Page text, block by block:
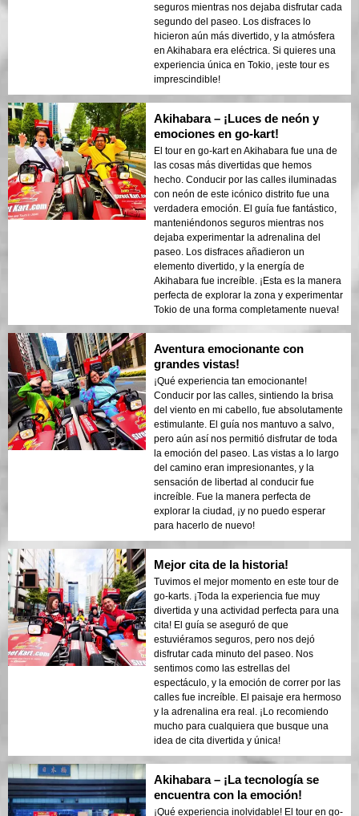
seguros mientras nos dejaba disfrutar cada
segundo del paseo. Los disfraces lo
hicieron aún más divertido, y la atmósfera
en Akihabara era eléctrica. Si quieres una
experiencia única en Tokio, ¡este tour es
imprescindible!
Akihabara – ¡Luces de neón y
emociones en go-kart!
El tour en go-kart en Akihabara fue una de
las cosas más divertidas que hemos
hecho. Conducir por las calles iluminadas
con neón de este icónico distrito fue una
verdadera emoción. El guía fue fantástico,
manteniéndonos seguros mientras nos
dejaba experimentar la adrenalina del
paseo. Los disfraces añadieron un
elemento divertido, y la energía de
Akihabara fue increíble. ¡Esta es la manera
perfecta de explorar la zona y experimentar
Tokio de una forma completamente nueva!
Aventura emocionante con
grandes vistas!
¡Qué experiencia tan emocionante!
Conducir por las calles, sintiendo la brisa
del viento en mi cabello, fue absolutamente
estimulante. El guía nos mantuvo a salvo,
pero aún así nos permitió disfrutar de toda
la emoción del paseo. Las vistas a lo largo
del camino eran impresionantes, y la
sensación de libertad al conducir fue
increíble. Fue la manera perfecta de
explorar la ciudad, ¡y no puedo esperar
para hacerlo de nuevo!
Mejor cita de la historia!
Tuvimos el mejor momento en este tour de
go-karts. ¡Toda la experiencia fue muy
divertida y una actividad perfecta para una
cita! El guía se aseguró de que
estuviéramos seguros, pero nos dejó
disfrutar cada minuto del paseo. Nos
sentimos como las estrellas del
espectáculo, y la emoción de correr por las
calles fue increíble. El paisaje era hermoso
y la adrenalina era real. ¡Lo recomiendo
mucho para cualquiera que busque una
idea de cita divertida y única!
Akihabara – ¡La tecnología se
encuentra con la emoción!
¡Qué experiencia inolvidable! El tour en go-